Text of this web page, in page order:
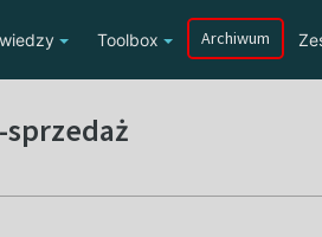
Toolbox Archiwum
sprzedaż